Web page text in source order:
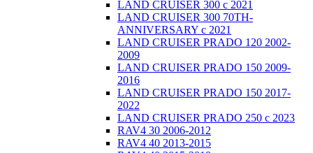
LAND CRUISER 300 с 2021
LAND CRUISER 300 70TH-
ANNIVERSARY с 2021
LAND CRUISER PRADO 120 2002-
2009
LAND CRUISER PRADO 150 2009-
2016
LAND CRUISER PRADO 150 2017-
2022
LAND CRUISER PRADO 250 с 2023
RAV4 30 2006-2012
RAV4 40 2013-2015